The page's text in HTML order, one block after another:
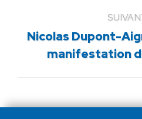
Nicolas Dupont-
manifestation